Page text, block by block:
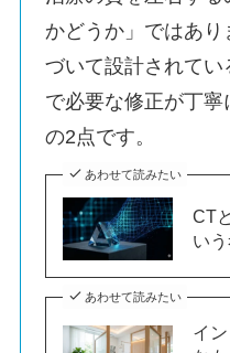
かどうか」ではあ
づいて設計されて
で必要な修正が丁
の2点です。
あわせて読みたい
CT
い
あわせて読みたい
イ